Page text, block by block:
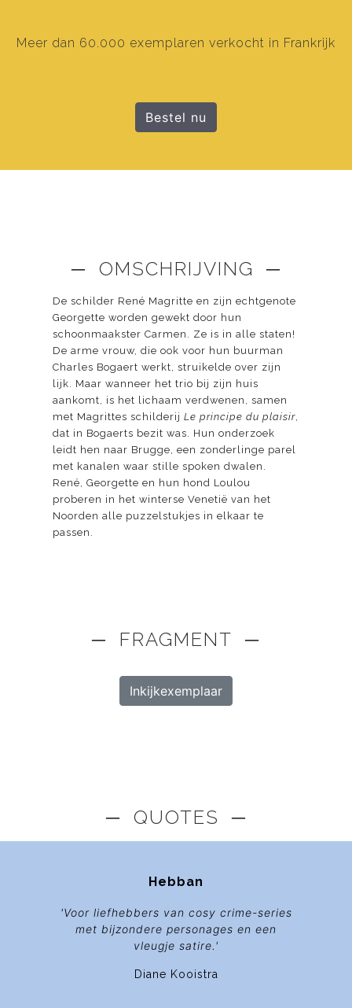
Meer dan 60.000 exemplaren verkocht in Frankrijk
Bestel nu
─ OMSCHRIJVING ─
De schilder René Magritte en zijn echtgenote
Georgette worden gewekt door hun
schoonmaakster Carmen. Ze is in alle staten!
De arme vrouw, die ook voor hun buurman
Charles Bogaert werkt, struikelde over zijn
lijk. Maar wanneer het trio bij zijn huis
aankomt, is het lichaam verdwenen, samen
met Magrittes schilderijLe principe du plaisir,
dat in Bogaerts bezit was. Hun onderzoek
leidt hen naar Brugge, een zonderlinge parel
met kanalen waar stille spoken dwalen.
René, Georgette en hun hond Loulou
proberen in het winterse Venetië van het
Noorden alle puzzelstukjes in elkaar te
passen.
─ FRAGMENT ─
Inkijkexemplaar
─ QUOTES ─
Hebban
'Voor liefhebbers van cosy crime-series
met bijzondere personages en een
vleugje satire.'
Diane Kooistra